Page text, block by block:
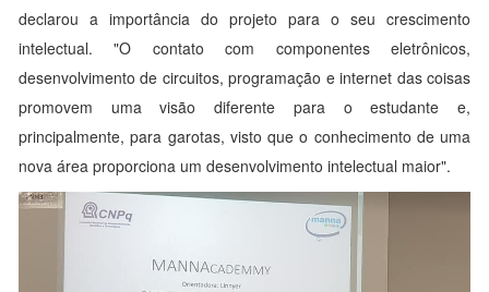
declarou a importância do projeto para o seu crescimento
intelectual. "O contato com componentes eletrônicos,
desenvolvimento de circuitos, programação e internet das coisas
promovem uma visão diferente para o estudante e,
principalmente, para garotas, visto que o conhecimento de uma
nova área proporciona um desenvolvimento intelectual maior".